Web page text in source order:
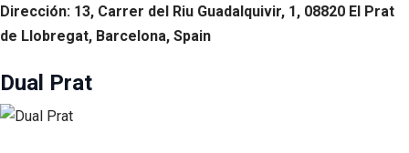
Dirección: 13, Carrer del Riu Guadalquivir, 1, 08820 El Prat
de Llobregat, Barcelona, Spain
Dual Prat